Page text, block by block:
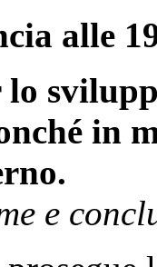
alle
in
e